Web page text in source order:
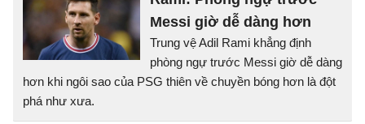
Messi giờ dễ dàng hơn
Trung vệ Adil Rami khẳng định
phòng ngự trước Messi giờ dễ dàng
hơn khi ngôi sao của PSG thiên về chuyền bóng hơn là đột
phá như xưa.